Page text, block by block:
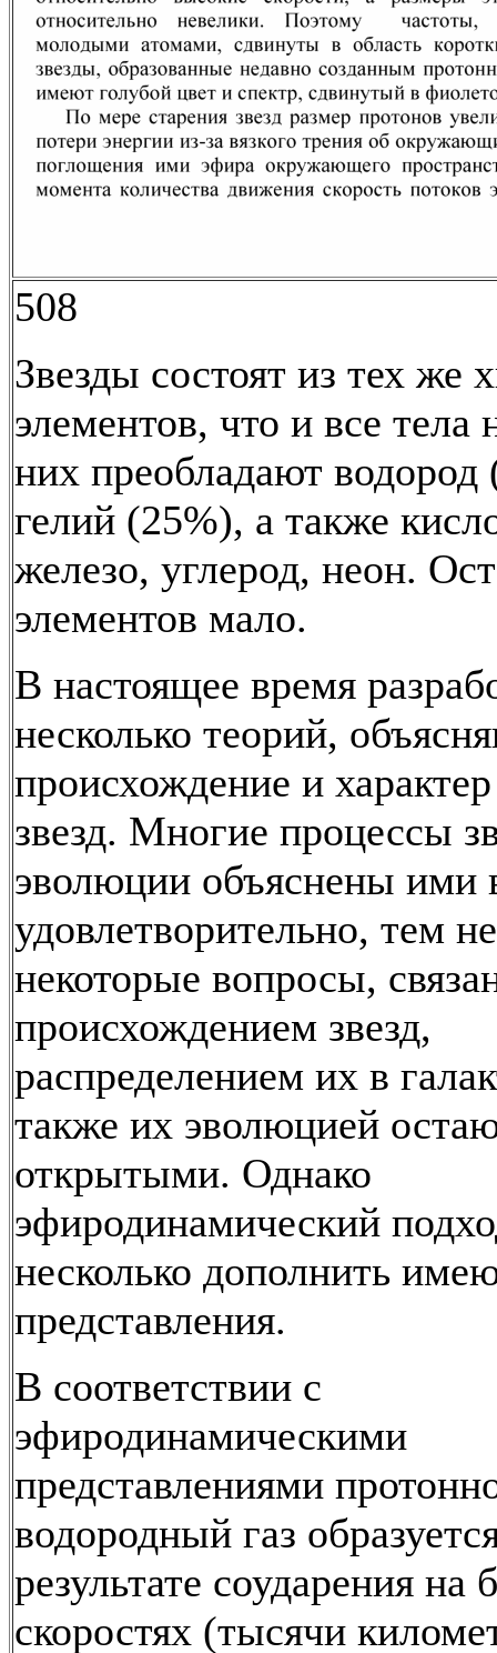
508
Звезды состоят из тех же
элементов, что и все тела
них преобладают водород
гелий (25%), а также
железо, углерод, неон.
элементов мало.
В настоящее время
несколько теорий,
происхождение и
звезд. Многие процессы
эволюции объяснены ими
удовлетворительно, тем
некоторые вопросы,
происхождением звезд,
распределением их в
также их эволюцией
открытыми. Однако
эфиродинамический
несколько дополнить
представления.
В соответствии с
эфиродинамическими
представлениями
водородный газ
результате соударения на
скоростях (тысячи